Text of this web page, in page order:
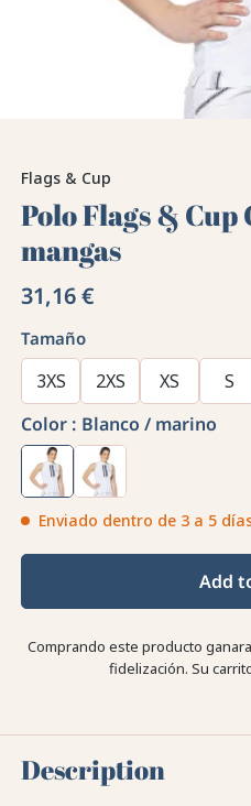
Flags & Cup
Polo Flags &
mangas
31,16 €
Tamaño
3XS 2XS XS S
Color : Blanco / marino
Enviado dentro de 3 a 5
Add
Comprando este producto ganara
fidelización. Su
Description